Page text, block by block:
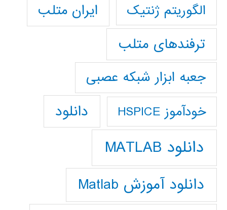
الگوریتم ژنتیک
ایران متلب
ترفندهای متلب
جعبه ابزار شبکه عصبی
خودآموز HSPICE دانلود
دانلود MATLAB
دانلود آموزش Matlab